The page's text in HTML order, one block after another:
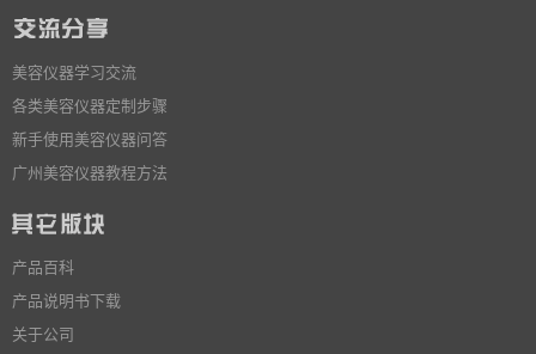
美容仪器学习交流
各类美容仪器定制步骤
新手使用美容仪器问答
广州美容仪器教程方法
产品百科
产品说明书下载
关于公司